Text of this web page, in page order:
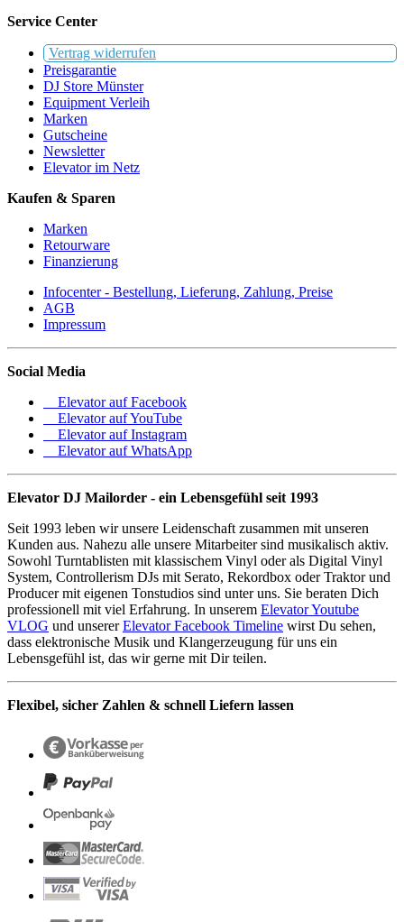
Service Center
Vertrag widerrufen
Preisgarantie
DJ Store Münster
Equipment Verleih
Marken
Gutscheine
Newsletter
Elevator im Netz
Kaufen & Sparen
Marken
Retourware
Finanzierung
Infocenter - Bestellung, Lieferung, Zahlung, Preise
AGB
Impressum
Social Media
Elevator auf Facebook
Elevator auf YouTube
Elevator auf Instagram
Elevator auf WhatsApp
Elevator DJ Mailorder - ein Lebensgefühl seit 1993
Seit 1993 leben wir unsere Leidenschaft zusammen mit unseren
Kunden aus. Nahezu alle unsere Mitarbeiter sind musikalisch aktiv.
Sowohl Turntablisten mit klassischem Vinyl oder als Digital Vinyl
System, Controllerism DJs mit Serato, Rekordbox oder Traktor und
Producer mit eigenen Tonstudios sind unter uns. Sie beraten Dich
professionell mit viel Erfahrung. In unserem Elevator Youtube
VLOG und unsererElevator Facebook Timeline wirst Du sehen,
dass elektronische Musik und Klangerzeugung für uns ein
Lebensgefühl ist, das wir gerne mit Dir teilen.
Flexibel, sicher Zahlen & schnell Liefern lassen